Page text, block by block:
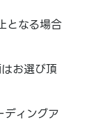
となる場合
お選び頂
ィングア